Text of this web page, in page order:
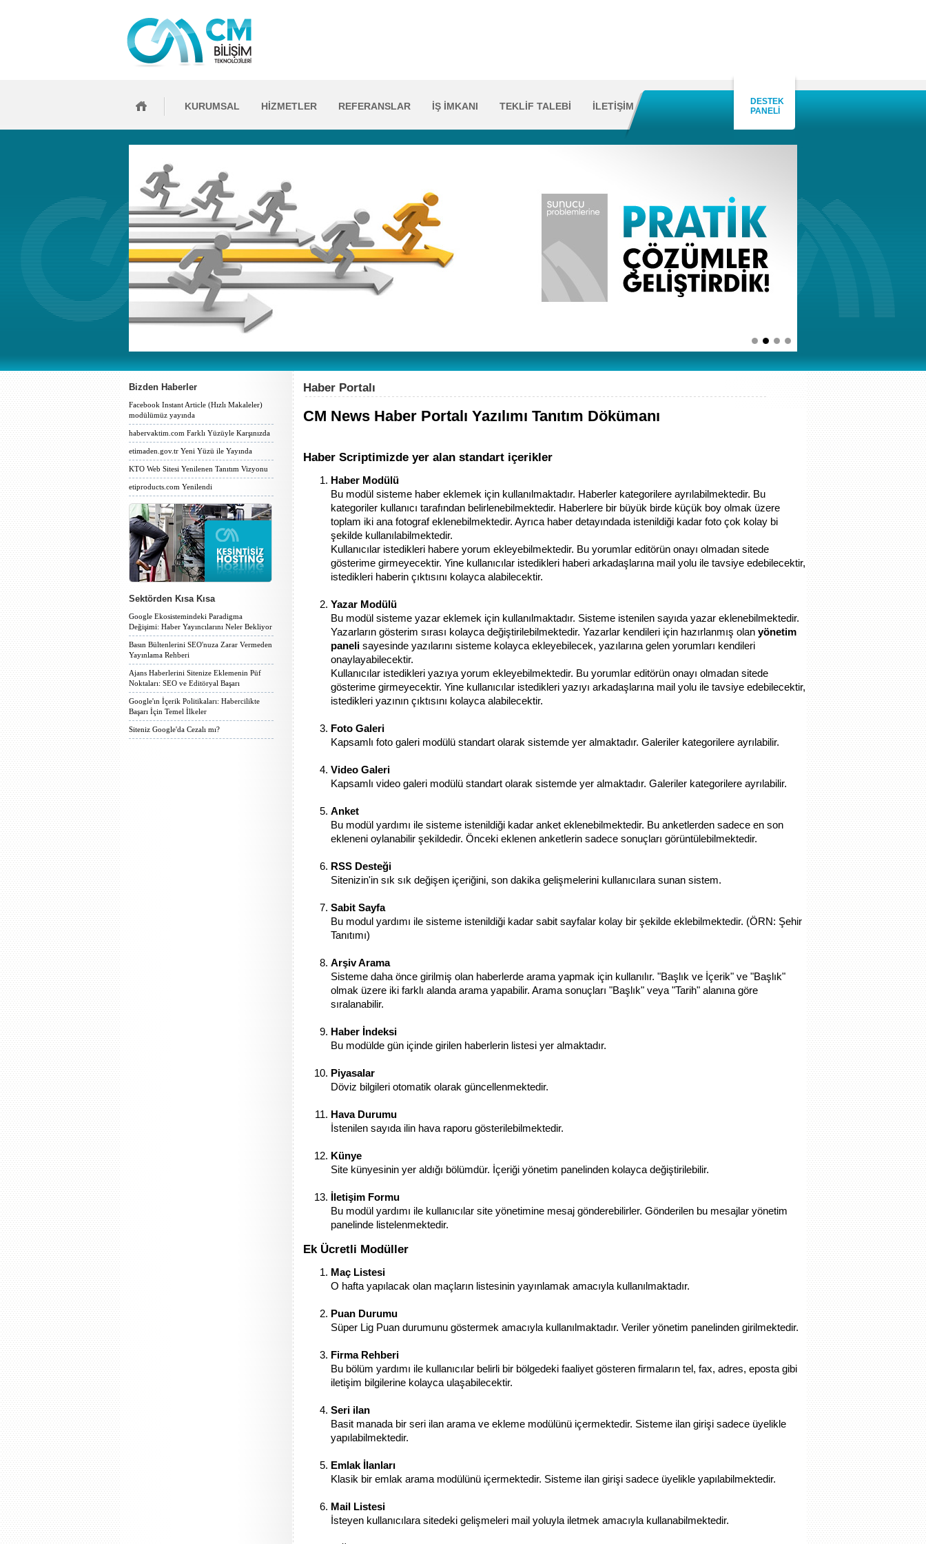
DESTEK
PANELİ
KURUMSAL HİZMETLER REFERANSLAR İŞ İMKANI TEKLİF TALEBİ İLETİŞİM
Bizden Haberler
Facebook Instant Article (Hızlı Makaleler)
modülümüz yayında
habervaktim.com Farklı Yüzüyle Karşınızda
etimaden.gov.tr Yeni Yüzü ile Yayında
KTO Web Sitesi Yenilenen Tanıtım Vizyonu
etiproducts.com Yenilendi
Sektörden Kısa Kısa
Google Ekosistemindeki Paradigma
Değişimi: Haber Yayıncılarını Neler Bekliyor
Basın Bültenlerini SEO'nuza Zarar Vermeden
Yayınlama Rehberi
Ajans Haberlerini Sitenize Eklemenin Püf
Noktaları: SEO ve Editöryal Başarı
Google'ın İçerik Politikaları: Habercilikte
Başarı İçin Temel İlkeler
Siteniz Google'da Cezalı mı?
Haber Portalı
CM News Haber Portalı Yazılımı Tanıtım Dökümanı
Haber Scriptimizde yer alan standart içerikler
Haber Modülü
Bu modül sisteme haber eklemek için kullanılmaktadır. Haberler kategorilere ayrılabilmektedir. Bu
kategoriler kullanıcı tarafından belirlenebilmektedir. Haberlere bir büyük birde küçük boy olmak üzere
toplam iki ana fotograf eklenebilmektedir. Ayrıca haber detayındada istenildiği kadar foto çok kolay bi
şekilde kullanılabilmektedir.
Kullanıcılar istedikleri habere yorum ekleyebilmektedir. Bu yorumlar editörün onayı olmadan sitede
gösterime girmeyecektir. Yine kullanıcılar istedikleri haberi arkadaşlarına mail yolu ile tavsiye edebilecektir,
istedikleri haberin çıktısını kolayca alabilecektir.
Yazar Modülü
Bu modül sisteme yazar eklemek için kullanılmaktadır. Sisteme istenilen sayıda yazar eklenebilmektedir.
Yazarların gösterim sırası kolayca değiştirilebilmektedir. Yazarlar kendileri için hazırlanmış olan yönetim
paneli sayesinde yazılarını sisteme kolayca ekleyebilecek, yazılarına gelen yorumları kendileri
onaylayabilecektir.
Kullanıcılar istedikleri yazıya yorum ekleyebilmektedir. Bu yorumlar editörün onayı olmadan sitede
gösterime girmeyecektir. Yine kullanıcılar istedikleri yazıyı arkadaşlarına mail yolu ile tavsiye edebilecektir,
istedikleri yazının çıktısını kolayca alabilecektir.
Foto Galeri
Kapsamlı foto galeri modülü standart olarak sistemde yer almaktadır. Galeriler kategorilere ayrılabilir.
Video Galeri
Kapsamlı video galeri modülü standart olarak sistemde yer almaktadır. Galeriler kategorilere ayrılabilir.
Anket
Bu modül yardımı ile sisteme istenildiği kadar anket eklenebilmektedir. Bu anketlerden sadece en son
ekleneni oylanabilir şekildedir. Önceki eklenen anketlerin sadece sonuçları görüntülebilmektedir.
RSS Desteği
Sitenizin'in sık sık değişen içeriğini, son dakika gelişmelerini kullanıcılara sunan sistem.
Sabit Sayfa
Bu modul yardımı ile sisteme istenildiği kadar sabit sayfalar kolay bir şekilde eklebilmektedir. (ÖRN: Şehir
Tanıtımı)
Arşiv Arama
Sisteme daha önce girilmiş olan haberlerde arama yapmak için kullanılır. "Başlık ve İçerik" ve "Başlık"
olmak üzere iki farklı alanda arama yapabilir. Arama sonuçları "Başlık" veya "Tarih" alanına göre
sıralanabilir.
Haber İndeksi
Bu modülde gün içinde girilen haberlerin listesi yer almaktadır.
Piyasalar
Döviz bilgileri otomatik olarak güncellenmektedir.
Hava Durumu
İstenilen sayıda ilin hava raporu gösterilebilmektedir.
Künye
Site künyesinin yer aldığı bölümdür. İçeriği yönetim panelinden kolayca değiştirilebilir.
İletişim Formu
Bu modül yardımı ile kullanıcılar site yönetimine mesaj gönderebilirler. Gönderilen bu mesajlar yönetim
panelinde listelenmektedir.
Ek Ücretli Modüller
Maç Listesi
O hafta yapılacak olan maçların listesinin yayınlamak amacıyla kullanılmaktadır.
Puan Durumu
Süper Lig Puan durumunu göstermek amacıyla kullanılmaktadır. Veriler yönetim panelinden girilmektedir.
Firma Rehberi
Bu bölüm yardımı ile kullanıcılar belirli bir bölgedeki faaliyet gösteren firmaların tel, fax, adres, eposta gibi
iletişim bilgilerine kolayca ulaşabilecektir.
Seri ilan
Basit manada bir seri ilan arama ve ekleme modülünü içermektedir. Sisteme ilan girişi sadece üyelikle
yapılabilmektedir.
Emlak İlanları
Klasik bir emlak arama modülünü içermektedir. Sisteme ilan girişi sadece üyelikle yapılabilmektedir.
Mail Listesi
İsteyen kullanıcılara sitedeki gelişmeleri mail yoluyla iletmek amacıyla kullanabilmektedir.